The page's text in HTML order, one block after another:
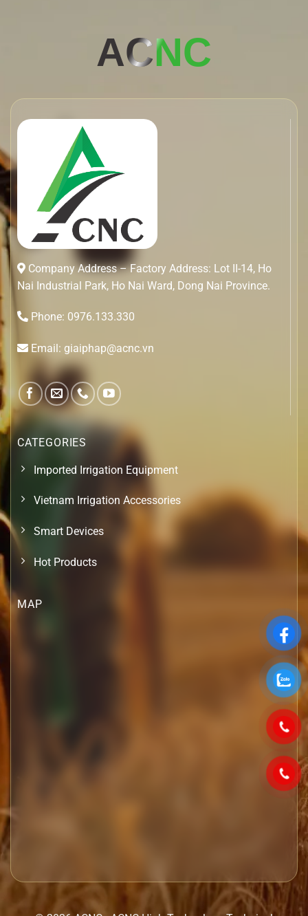
ACNC
Company Address – Factory Address: Lot II-14, Ho
Nai Industrial Park, Ho Nai Ward, Dong Nai Province.
Phone: 0976.133.330
Email: giaiphap@acnc.vn
CATEGORIES
Imported Irrigation Equipment
Vietnam Irrigation Accessories
Smart Devices
Hot Products
MAP